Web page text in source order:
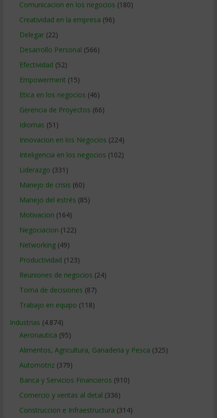
Comunicacion en los negocios (180)
Creatividad en la empresa (96)
Delegar(22)
Desarrollo Personal (566)
Efectividad (52)
Empowerment (15)
Etica en los negocios (46)
Gerencia de Proyectos (66)
Idiomas (51)
Innovacion en los Negocios (224)
Inteligencia en los negocios (102)
Liderazgo (331)
Manejo de crisis (60)
Manejo del estrés (85)
Motivacion (164)
Negociacion (122)
Networking(49)
Productividad (123)
Reuniones de negocios (24)
Toma de decisiones (87)
Trabajo en equipo (118)
Industrias (4.874)
Aeronautica (95)
Alimentos, Agricultura, Ganaderia y Pesca (325)
Automotriz(379)
Banca y Servicios Financieros (910)
Comercio y ventas al detal (336)
Construccion e Infraestructura (314)